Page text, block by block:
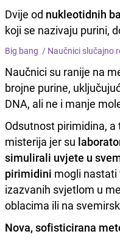
Dvije od nukleotidnih
koji se nazivaju purini,
Big bang / Naučnici slučajno
Naučnici su ranije na
brojne purine,
DNA, ali ne i manje
Odsutnost pirimidina, a
misterija jer su
simulirali uvjete u
pirimidini mogli
izazvanih svjetlom u
oblacima ili na
Nova, sofisticirana